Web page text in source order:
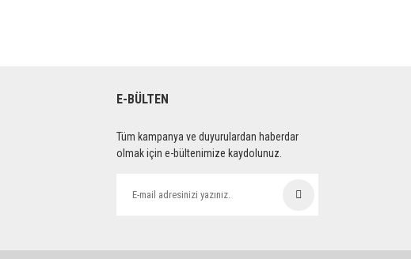
E-BÜLTEN
Tüm kampanya ve duyurulardan haberdar
olmak için e-bültenimize kaydolunuz.